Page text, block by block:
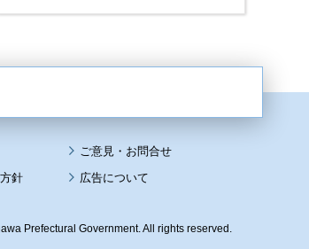
針 広告について
Prefectural Government. All rights reserved.